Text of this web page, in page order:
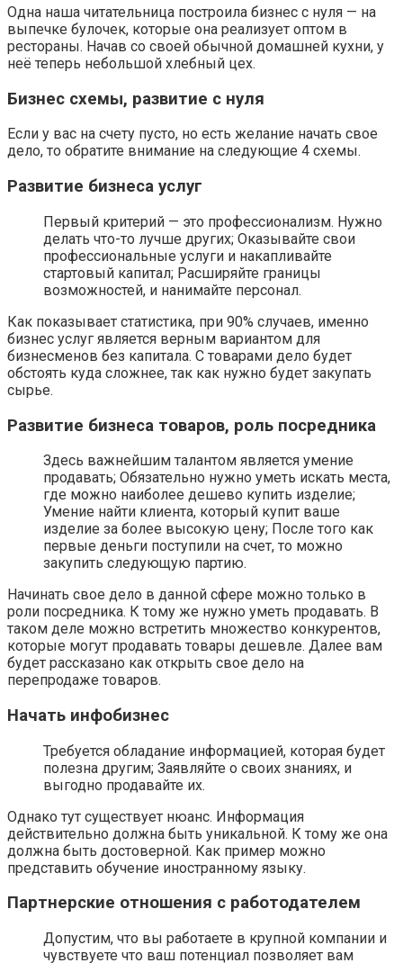
Одна наша читательница построила бизнес с нуля — на
выпечке булочек, которые она реализует оптом в
рестораны. Начав со своей обычной домашней кухни, у
неё теперь небольшой хлебный цех.
Бизнес схемы, развитие с нуля
Если у вас на счету пусто, но есть желание начать свое
дело, то обратите внимание на следующие 4 схемы.
Развитие бизнеса услуг
Первый критерий — это профессионализм. Нужно
делать что-то лучше других; Оказывайте свои
профессиональные услуги и накапливайте
стартовый капитал; Расширяйте границы
возможностей, и нанимайте персонал.
Как показывает статистика, при 90% случаев, именно
бизнес услуг является верным вариантом для
бизнесменов без капитала. С товарами дело будет
обстоять куда сложнее, так как нужно будет закупать
сырье.
Развитие бизнеса товаров, роль посредника
Здесь важнейшим талантом является умение
продавать; Обязательно нужно уметь искать места,
где можно наиболее дешево купить изделие;
Умение найти клиента, который купит ваше
изделие за более высокую цену; После того как
первые деньги поступили на счет, то можно
закупить следующую партию.
Начинать свое дело в данной сфере можно только в
роли посредника. К тому же нужно уметь продавать. В
таком деле можно встретить множество конкурентов,
которые могут продавать товары дешевле. Далее вам
будет рассказано как открыть свое дело на
перепродаже товаров.
Начать инфобизнес
Требуется обладание информацией, которая будет
полезна другим; Заявляйте о своих знаниях, и
выгодно продавайте их.
Однако тут существует нюанс. Информация
действительно должна быть уникальной. К тому же она
должна быть достоверной. Как пример можно
представить обучение иностранному языку.
Партнерские отношения с работодателем
Допустим, что вы работаете в крупной компании и
чувствуете что ваш потенциал позволяет вам